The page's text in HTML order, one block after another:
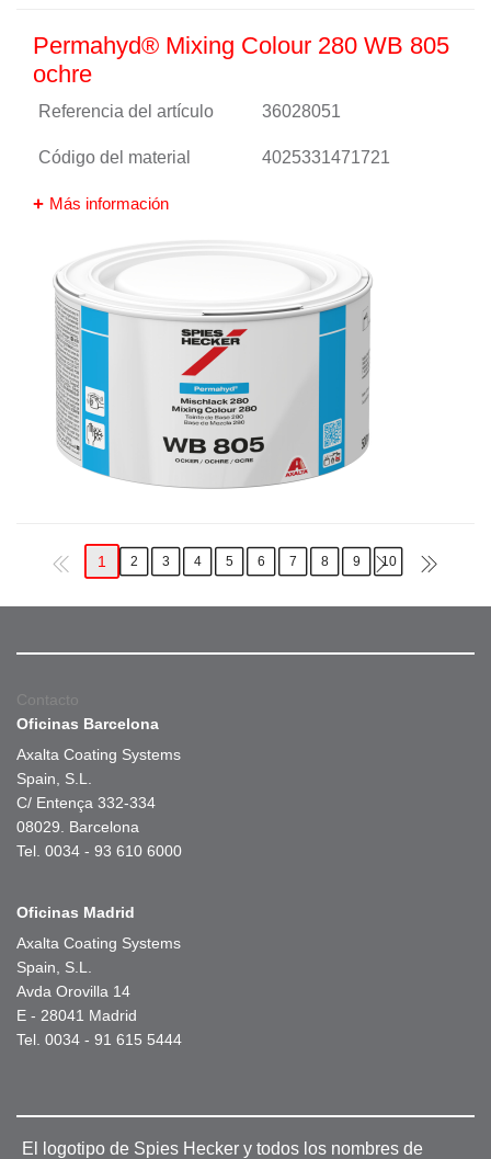
Permahyd® Mixing Colour 280 WB 805
ochre
Referencia del artículo 36028051
Código del material 4025331471721
Más información
1 2 3 4 5 6 7 8 9 10
Contacto
Oficinas Barcelona
Axalta Coating Systems
Spain, S.L.
C/ Entença 332-334
08029. Barcelona
Tel. 0034 - 93 610 6000
Oficinas Madrid
Axalta Coating Systems
Spain, S.L.
Avda Orovilla 14
E - 28041 Madrid
Tel. 0034 - 91 615 5444
El logotipo de Spies Hecker y todos los nombres de